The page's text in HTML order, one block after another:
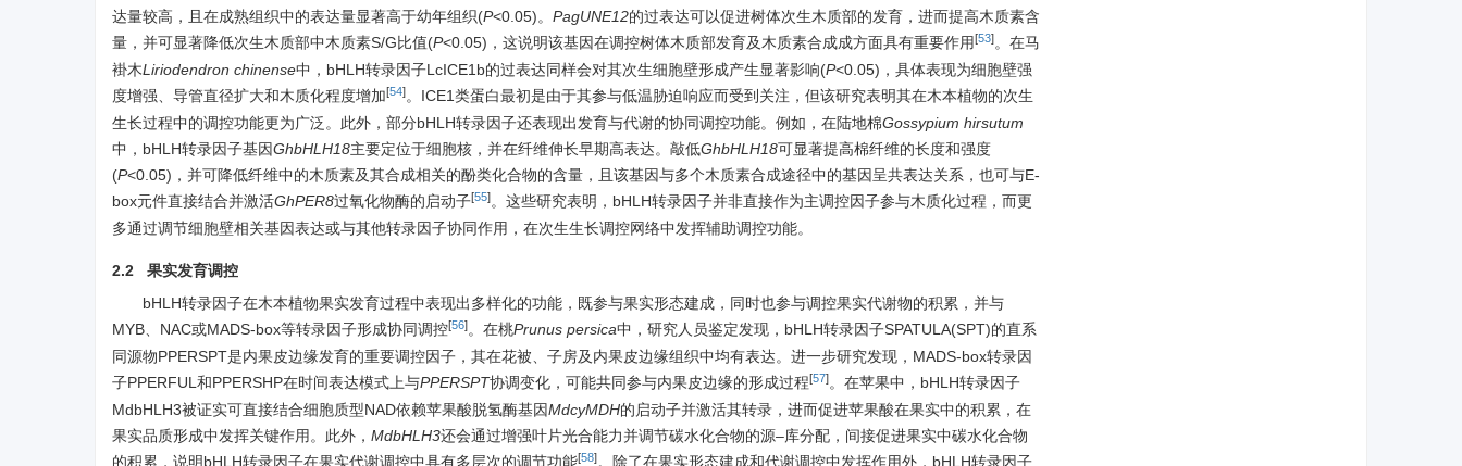
达量较高，且在成熟组织中的表达量显著高于幼年组织(P<0.05)。 PagUNE12的过表达可以促进树体次生木质部的发育，进而提高木质素含
量，并可显著降低次生木质部中木质素S/G比值(P<0.05)，这说明该基因在调控树体木质部发育及木质素合成成方面具有重要作用[53]。在马
褂木Liriodendron chinense中，bHLH转录因子LcICE1b的过表达同样会对其次生细胞壁形成产生显著影响(P<0.05)，具体表现为细胞壁强
度增强、导管直径扩大和木质化程度增加[54]。ICE1类蛋白最初是由于其参与低温胁迫响应而受到关注，但该研究表明其在木本植物的次生
生长过程中的调控功能更为广泛。此外，部分bHLH转录因子还表现出发育与代谢的协同调控功能。例如，在陆地棉Gossypium hirsutum
中，bHLH转录因子基因GhbHLH18主要定位于细胞核，并在纤维伸长早期高表达。敲低GhbHLH18可显著提高棉纤维的长度和强度
(P<0.05)，并可降低纤维中的木质素及其合成相关的酚类化合物的含量，且该基因与多个木质素合成途径中的基因呈共表达关系，也可与E-
box元件直接结合并激活GhPER8过氧化物酶的启动子[55]。这些研究表明，bHLH转录因子并非直接作为主调控因子参与木质化过程，而更
多通过调节细胞壁相关基因表达或与其他转录因子协同作用，在次生生长调控网络中发挥辅助调控功能。
2.2 果实发育调控
bHLH转录因子在木本植物果实发育过程中表现出多样化的功能，既参与果实形态建成，同时也参与调控果实代谢物的积累，并与
MYB、NAC或MADS-box等转录因子形成协同调控[56]。在桃Prunus persica中，研究人员鉴定发现，bHLH转录因子SPATULA(SPT)的直系
同源物PPERSPT是内果皮边缘发育的重要调控因子，其在花被、子房及内果皮边缘组织中均有表达。进一步研究发现，MADS-box转录因
子PPERFUL和PPERSHP在时间表达模式上与PPERSPT协调变化，可能共同参与内果皮边缘的形成过程[57]。在苹果中，bHLH转录因子
MdbHLH3被证实可直接结合细胞质型NAD依赖苹果酸脱氢酶基因MdcyMDH的启动子并激活其转录，进而促进苹果酸在果实中的积累，在
果实品质形成中发挥关键作用。此外， MdbHLH3还会通过增强叶片光合能力并调节碳水化合物的源–库分配，间接促进果实中碳水化合物
的积累，说明bHLH转录因子在果实代谢调控中具有多层次的调节功能[58]。除了在果实形态建成和代谢调控中发挥作用外，bHLH转录因子